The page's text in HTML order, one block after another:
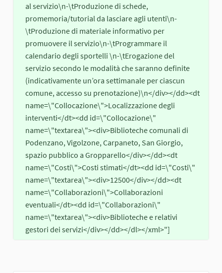
al servizio\n-\tProduzione di schede,
promemoria/tutorial da lasciare agli utenti\n-
\tProduzione di materiale informativo per
promuovere il servizio\n-\tProgrammare il
calendario degli sportelli \n-\tErogazione del
servizio secondo le modalità che saranno definite
(indicativamente un’ora settimanale per ciascun
comune, accesso su prenotazione)\n</div></dd><dt
name=\"Collocazione\">Localizzazione degli
interventi</dt><dd id=\"Collocazione\"
name=\"textarea\"><div>Biblioteche comunali di
Podenzano, Vigolzone, Carpaneto, San Giorgio,
spazio pubblico a Gropparello</div></dd><dt
name=\"Costi\">Costi stimati</dt><dd id=\"Costi\"
name=\"textarea\"><div>12500</div></dd><dt
name=\"Collaborazioni\">Collaborazioni
eventuali</dt><dd id=\"Collaborazioni\"
name=\"textarea\"><div>Biblioteche e relativi
gestori dei servizi</div></dd></dl></xml>"]